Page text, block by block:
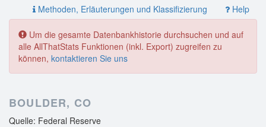
Methoden, Erläuterungen und Klassifizierung Help
Um die gesamte Datenbankhistorie durchsuchen und auf
alle AllThatStats Funktionen (inkl. Export) zugreifen zu
können, kontaktieren Sie uns
BOULDER, CO
Quelle: Federal Reserve